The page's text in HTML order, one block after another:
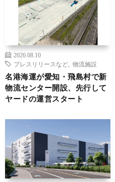
2026.08.10
プレスリリースなど
物流施設
名港海運が愛知・飛島村で新
物流センター開設、先行して
ヤードの運営スタート